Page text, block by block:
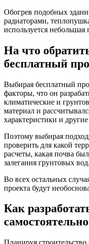
Обогрев подобных
радиаторами,
используется
На что
бесплатный
Выбирая бесплатный
факторы, что он
климатические и
материал и
характеристики и
Поэтому выбирая
проверить для какой
расчеты, какая почва
залегания грунтовых вод.
Во всех остальных
проекта будут
Как
самостоятельно